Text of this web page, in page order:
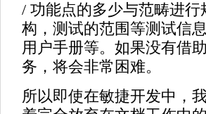
/ 功能点的多少与范畴进
构，测试的范围等测试信
用户手册等。如果没有借
务，将会非常困难。
所以即使在敏捷开发中，